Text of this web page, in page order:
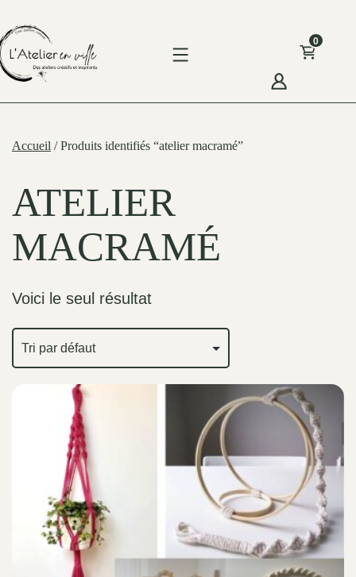
to
content
0
Accueil / Produits identifiés “atelier macramé”
ATELIER
MACRAMÉ
Voici le seul résultat